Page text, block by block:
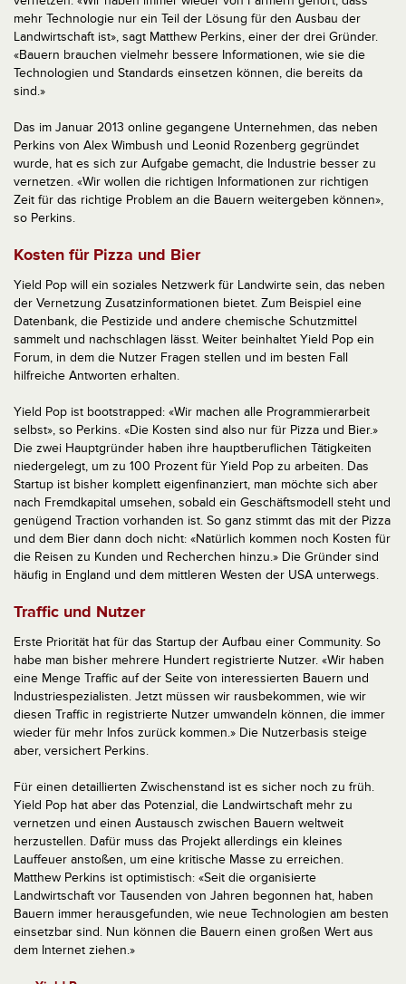
mehr Technologie nur ein Teil der Lösung für den Ausbau der
Landwirtschaft ist», sagt Matthew Perkins, einer der drei Gründer.
«Bauern brauchen vielmehr bessere Informationen, wie sie die
Technologien und Standards einsetzen können, die bereits da
sind.»
Das im Januar 2013 online gegangene Unternehmen, das neben
Perkins von Alex Wimbush und Leonid Rozenberg gegründet
wurde, hat es sich zur Aufgabe gemacht, die Industrie besser zu
vernetzen. «Wir wollen die richtigen Informationen zur richtigen
Zeit für das richtige Problem an die Bauern weitergeben können»,
so Perkins.
Kosten für Pizza und Bier
Yield Pop will ein soziales Netzwerk für Landwirte sein, das neben
der Vernetzung Zusatzinformationen bietet. Zum Beispiel eine
Datenbank, die Pestizide und andere chemische Schutzmittel
sammelt und nachschlagen lässt. Weiter beinhaltet Yield Pop ein
Forum, in dem die Nutzer Fragen stellen und im besten Fall
hilfreiche Antworten erhalten.
Yield Pop ist bootstrapped: «Wir machen alle Programmierarbeit
selbst», so Perkins. «Die Kosten sind also nur für Pizza und Bier.»
Die zwei Hauptgründer haben ihre hauptberuflichen Tätigkeiten
niedergelegt, um zu 100 Prozent für Yield Pop zu arbeiten. Das
Startup ist bisher komplett eigenfinanziert, man möchte sich aber
nach Fremdkapital umsehen, sobald ein Geschäftsmodell steht und
genügend Traction vorhanden ist. So ganz stimmt das mit der Pizza
und dem Bier dann doch nicht: «Natürlich kommen noch Kosten für
die Reisen zu Kunden und Recherchen hinzu.» Die Gründer sind
häufig in England und dem mittleren Westen der USA unterwegs.
Traffic und Nutzer
Erste Priorität hat für das Startup der Aufbau einer Community. So
habe man bisher mehrere Hundert registrierte Nutzer. «Wir haben
eine Menge Traffic auf der Seite von interessierten Bauern und
Industriespezialisten. Jetzt müssen wir rausbekommen, wie wir
diesen Traffic in registrierte Nutzer umwandeln können, die immer
wieder für mehr Infos zurück kommen.» Die Nutzerbasis steige
aber, versichert Perkins.
Für einen detaillierten Zwischenstand ist es sicher noch zu früh.
Yield Pop hat aber das Potenzial, die Landwirtschaft mehr zu
vernetzen und einen Austausch zwischen Bauern weltweit
herzustellen. Dafür muss das Projekt allerdings ein kleines
Lauffeuer anstoßen, um eine kritische Masse zu erreichen.
Matthew Perkins ist optimistisch: «Seit die organisierte
Landwirtschaft vor Tausenden von Jahren begonnen hat, haben
Bauern immer herausgefunden, wie neue Technologien am besten
einsetzbar sind. Nun können die Bauern einen großen Wert aus
dem Internet ziehen.»